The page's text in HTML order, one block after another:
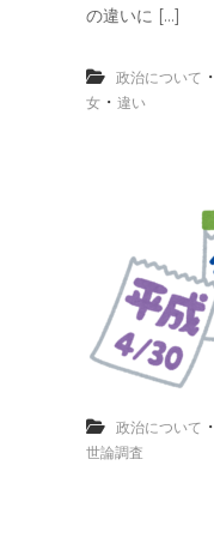
の違いに […]
政治について ・
女 ・ 違い
政治について ・
世論調査